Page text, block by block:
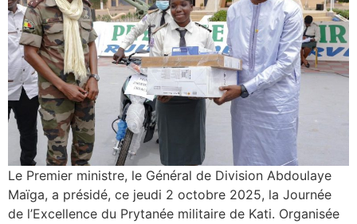
Le Premier ministre, le Général de Division Abdoulaye
Maïga, a présidé, ce jeudi 2 octobre 2025, la Journée
de l’Excellence du Prytanée militaire de Kati. Organisée